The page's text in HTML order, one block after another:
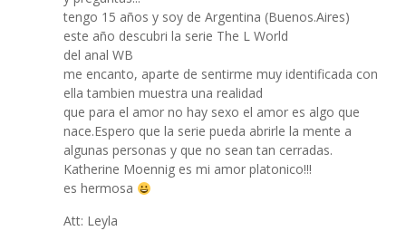
tengo 15 años y soy de Argentina (Buenos.Aires)
este año descubri la serie The L World
del anal WB
me encanto, aparte de sentirme muy identificada con
ella tambien muestra una realidad
que para el amor no hay sexo el amor es algo que
nace.Espero que la serie pueda abrirle la mente a
algunas personas y que no sean tan cerradas.
Katherine Moennig es mi amor platonico!!!
es hermosa
Att: Leyla